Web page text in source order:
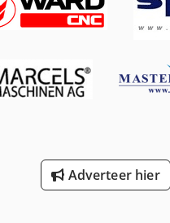
Adverteer hier